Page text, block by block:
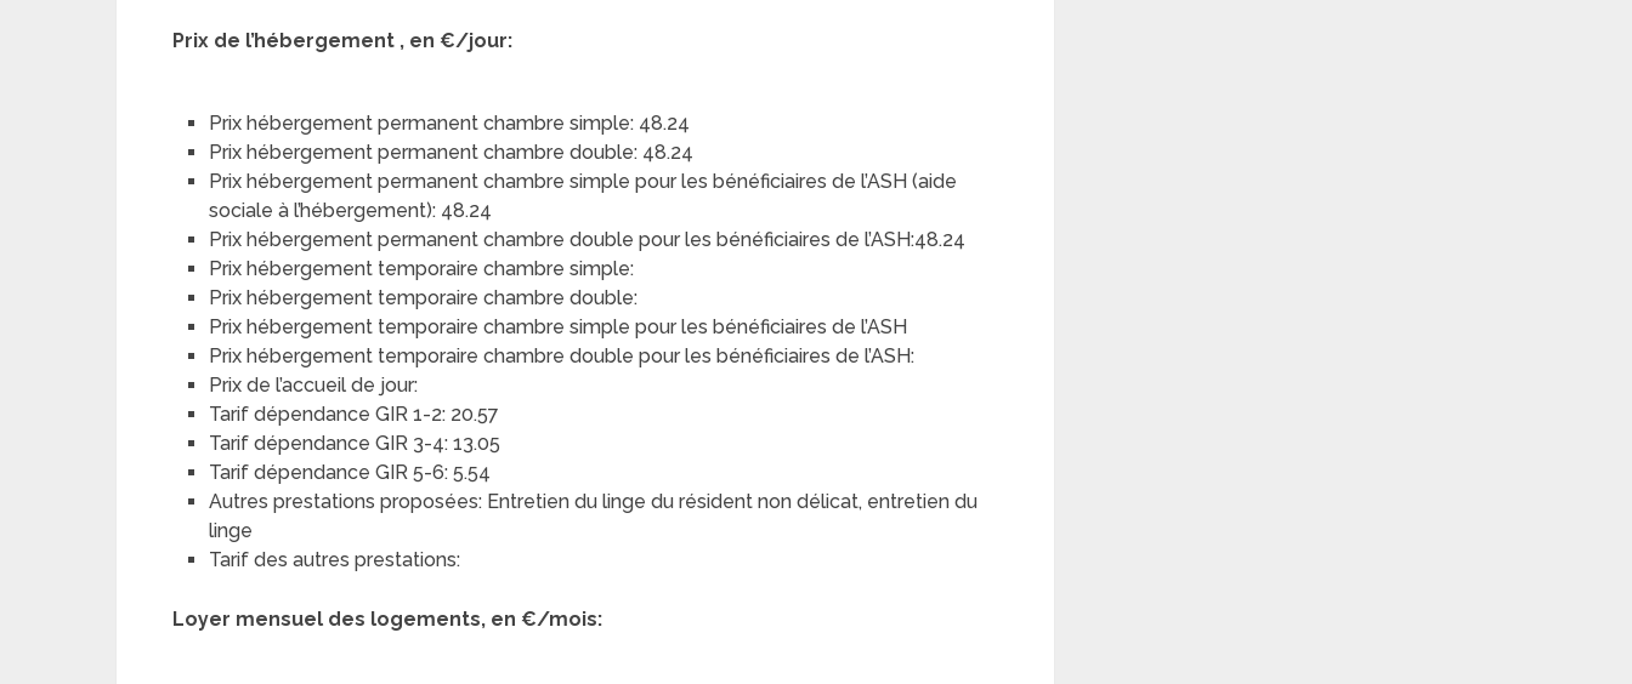
Prix de l’hébergement , en €/jour:
Prix hébergement permanent chambre simple: 48.24
Prix hébergement permanent chambre double: 48.24
Prix hébergement permanent chambre simple pour les bénéficiaires de l’ASH (aide
sociale à l’hébergement): 48.24
Prix hébergement permanent chambre double pour les bénéficiaires de l’ASH:48.24
Prix hébergement temporaire chambre simple:
Prix hébergement temporaire chambre double:
Prix hébergement temporaire chambre simple pour les bénéficiaires de l’ASH
Prix hébergement temporaire chambre double pour les bénéficiaires de l’ASH:
Prix de l’accueil de jour:
Tarif dépendance GIR 1-2: 20.57
Tarif dépendance GIR 3-4: 13.05
Tarif dépendance GIR 5-6: 5.54
Autres prestations proposées: Entretien du linge du résident non délicat, entretien du
linge
Tarif des autres prestations:
Loyer mensuel des logements, en €/mois: